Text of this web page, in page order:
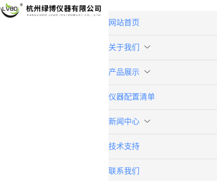
网站首页
关于我们
产品展示
仪器配置清单
新闻中心
技术支持
联系我们